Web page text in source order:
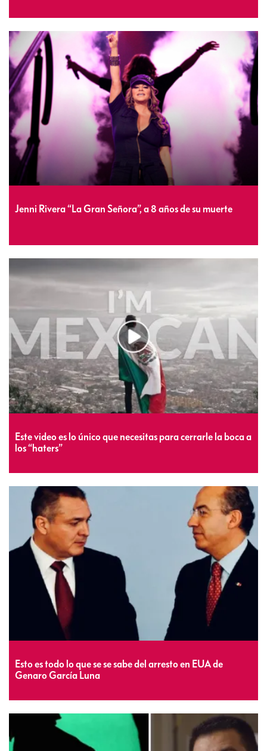
Jenni Rivera “La Gran Señora”, a 8 años de su muerte
Este video es lo único que necesitas para cerrarle la boca a
los “haters”
Esto es todo lo que se se sabe del arresto en EUA de
Genaro García Luna